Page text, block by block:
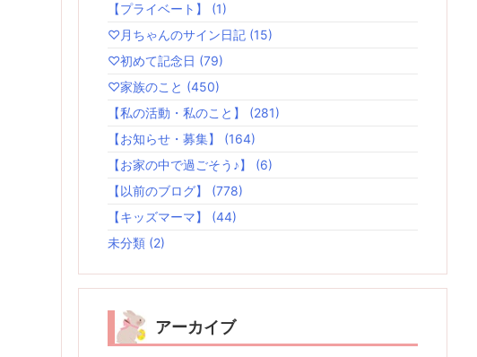
【プライベート】 (1)
♡月ちゃんのサイン日記 (15)
♡初めて記念日 (79)
♡家族のこと (450)
【私の活動・私のこと】 (281)
【お知らせ・募集】 (164)
【お家の中で過ごそう♪】 (6)
【以前のブログ】 (778)
【キッズマーマ】 (44)
未分類 (2)
アーカイブ